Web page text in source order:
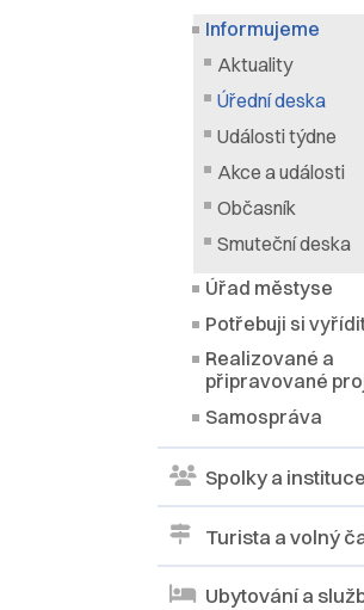
Informujeme
Aktuality
Úřední deska
Události týdne
Akce a události
Občasník
Smuteční deska
Úřad městyse
Potřebuji si
Realizované a
připravované
Samospráva
Spolky a instituce
Turista a volný
Ubytování a